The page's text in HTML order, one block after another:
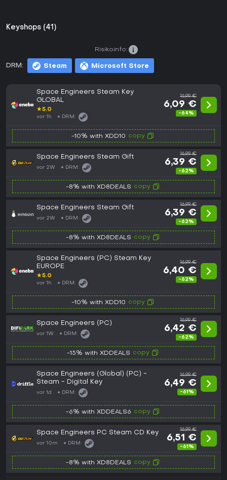
Keyshops (41)
DRM: Steam Microsoft Store
Risikoinfo:
Space Engineers Steam Key
GLOBAL
★5.0
vor 1h DRM:
16,99 €
6,09 €
-64%
-10% with XDD10 copy
Space Engineers Steam Gift
vor 2W DRM:
16,99 €
6,39 €
-62%
-8% with XD8DEALS copy
Space Engineers Steam Gift
vor 2W DRM:
16,99 €
6,39 €
-62%
-8% with XD8DEALS copy
Space Engineers (PC) Steam Key
EUROPE
★5.0
vor 1h DRM:
16,99 €
6,40 €
-62%
-10% with XDD10 copy
Space Engineers (PC)
vor 1W DRM:
16,99 €
6,42 €
-62%
-15% with XDDEALS copy
Space Engineers (Global) (PC) -
Steam - Digital Key
vor 1d DRM:
16,99 €
6,49 €
-61%
-6% with XDDEALS6 copy
Space Engineers PC Steam CD Key
vor 10m DRM:
16,99 €
6,51 €
-61%
-8% with XD8DEALS copy